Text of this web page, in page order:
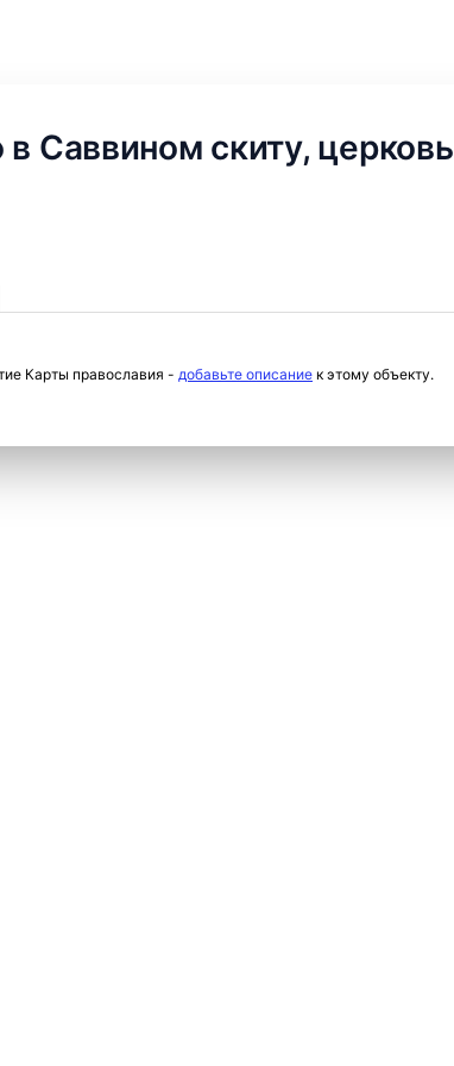
Саввином скиту, церковь
Карты православия - добавьте описание к этому объекту.